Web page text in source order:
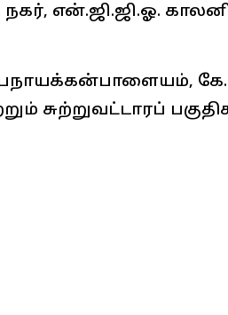
நகர், என்.ஜி.ஜி.ஓ.
சுற்றுவட்டாரப்